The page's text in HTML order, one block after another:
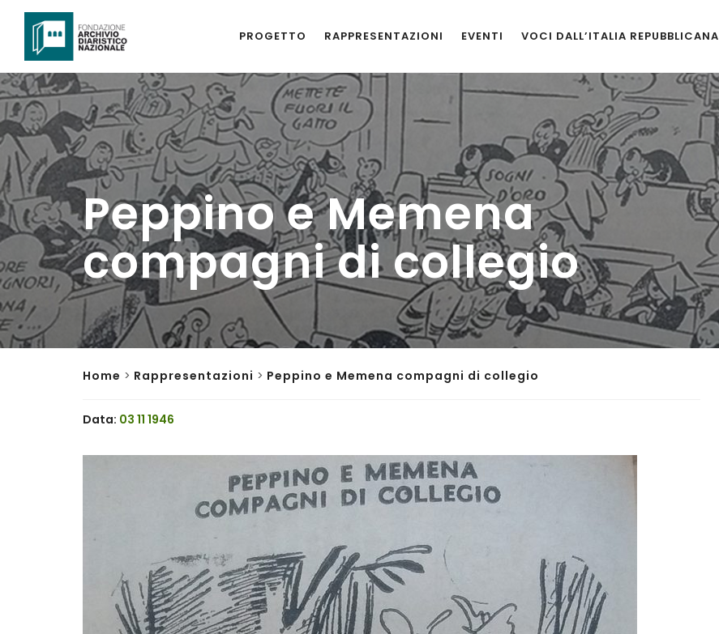
PROGETTO RAPPRESENTAZIONI EVENTI VOCI DALL’ITALIA REPUBBLICANA
Peppino e Memena
compagni di collegio
Home > Rappresentazioni > Peppino e Memena compagni di collegio
Data: 03 11 1946